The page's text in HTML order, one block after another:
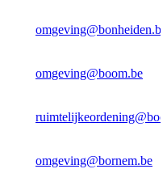
omgeving@bonheiden.be
omgeving@boom.be
omgeving@bornem.be